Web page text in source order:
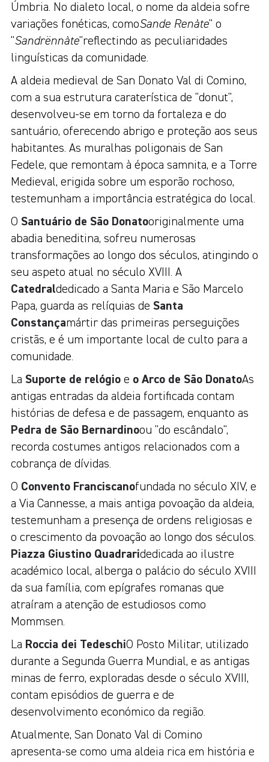
Úmbria. No dialeto local, o nome da aldeia sofre
variações fonéticas, comoSande Renàte" o
"Sandrënnàte"reflectindo as peculiaridades
linguísticas da comunidade.
A aldeia medieval de San Donato Val di Comino,
com a sua estrutura caraterística de "donut",
desenvolveu-se em torno da fortaleza e do
santuário, oferecendo abrigo e proteção aos seus
habitantes. As muralhas poligonais de San
Fedele, que remontam à época samnita, e a Torre
Medieval, erigida sobre um esporão rochoso,
testemunham a importância estratégica do local.
O Santuário de São Donatooriginalmente uma
abadia beneditina, sofreu numerosas
transformações ao longo dos séculos, atingindo o
seu aspeto atual no século XVIII. A
Catedraldedicado a Santa Maria e São Marcelo
Papa, guarda as relíquias de Santa
Constançamártir das primeiras perseguições
cristãs, e é um importante local de culto para a
comunidade.
La Suporte de relógio e o Arco de São DonatoAs
antigas entradas da aldeia fortificada contam
histórias de defesa e de passagem, enquanto as
Pedra de São Bernardinoou "do escândalo",
recorda costumes antigos relacionados com a
cobrança de dívidas.
O Convento Franciscanofundada no século XIV, e
a Via Cannesse, a mais antiga povoação da aldeia,
testemunham a presença de ordens religiosas e
o crescimento da povoação ao longo dos séculos.
Piazza Giustino Quadraridedicada ao ilustre
académico local, alberga o palácio do século XVIII
da sua família, com epígrafes romanas que
atraíram a atenção de estudiosos como
Mommsen.
La Roccia dei TedeschiO Posto Militar, utilizado
durante a Segunda Guerra Mundial, e as antigas
minas de ferro, exploradas desde o século XVIII,
contam episódios de guerra e de
desenvolvimento económico da região.
Atualmente, San Donato Val di Comino
apresenta-se como uma aldeia rica em história e